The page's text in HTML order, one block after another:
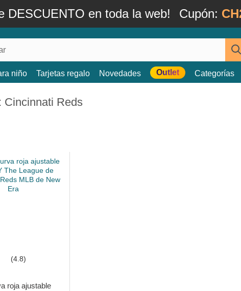
DESCUENTO en toda la web! Cupón:
niño Tarjetas regalo Novedades Outlet Categorías
Cincinnati Reds
(4.8)
roja ajustable